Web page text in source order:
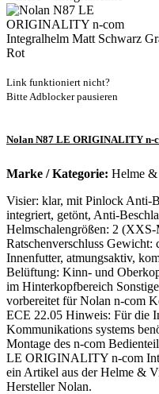
Link funktioniert nicht?
Bitte Adblocker pausieren
Nolan N87 LE ORIGINALITY n-
Marke / Kategorie: Helme &
Visier: klar, mit Pinlock Anti-
integriert, getönt, Anti-
Helmschalengrößen: 2
Ratschenverschluss
Innenfutter, atmungsaktiv,
Belüftung: Kinn- und
im Hinterkopfbereich
vorbereitet für Nolan n-com
ECE 22.05 Hinweis: Für die
Kommunikations systems
Montage des n-com
LE ORIGINALITY n-com
ein Artikel aus der Helme &
Hersteller Nolan.